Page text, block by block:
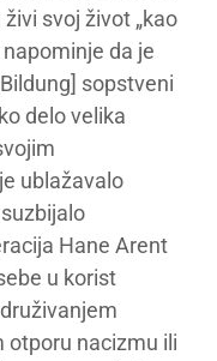
svoj život „kao
da je
sopstveni
delo velika
ublažavalo
Hane Arent
u korist
otporu nacizmu ili